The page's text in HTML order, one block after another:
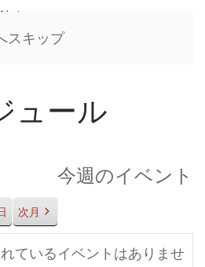
スキップ
ュール
今週のイベント
次月
ているイベントはありませ